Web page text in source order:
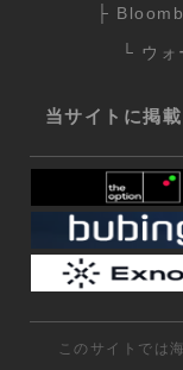
├
└ ウォ
当サイトに掲
このサイトでは